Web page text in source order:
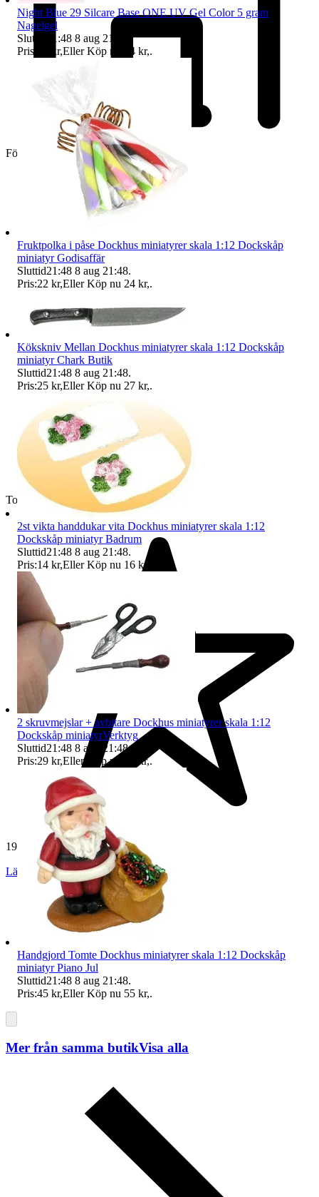
Företag
Toppsäljare
19 269 omdömen
Läs omdömen Följ
Night Blue 29 Silcare Base ONE UV Gel Color 5 gram
Nagelgel
Sluttid
21:48 8 aug 21:48
Pris:
23 kr,Eller Köp nu 24 kr,.
Fruktpolka i påse Dockhus miniatyrer skala 1:12 Dockskåp
miniatyr Godisaffär
Sluttid21:48 8 aug 21:48.
Pris:22 kr,Eller Köp nu 24 kr,.
Kökskniv Mellan Dockhus miniatyrer skala 1:12 Dockskåp
miniatyr Chark Butik
Sluttid21:48 8 aug 21:48.
Pris:25 kr,Eller Köp nu 27 kr,.
2st vikta handdukar vita Dockhus miniatyrer skala 1:12
Dockskåp miniatyr Badrum
Sluttid21:48 8 aug 21:48.
Pris:14 kr,Eller Köp nu 16 kr
2 skruvmejslar + avbitare Dockhus miniatyrer skala 1:12
Dockskåp miniatyrVerktyg
Sluttid21:48 8 aug 21:48.
Pris:29 kr,Eller Köp nu 37 kr,.
Handgjord Tomte Dockhus miniatyrer skala 1:12 Dockskåp
miniatyr Piano Jul
Sluttid21:48 8 aug 21:48.
Pris:45 kr,Eller Köp nu 55 kr,.
Mer från samma butikVisa alla